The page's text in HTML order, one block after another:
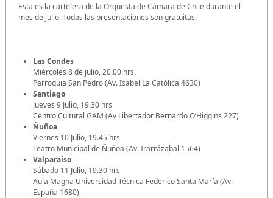
Esta es la cartelera de la Orquesta de Cámara de Chile durante el
mes de julio. Todas las presentaciones son gratuitas.
Las Condes
Miércoles 8 de julio, 20.00 hrs.
Parroquia San Pedro (Av. Isabel La Católica 4630)
Santiago
Jueves 9 Julio, 19.30 hrs
Centro Cultural GAM (Av Libertador Bernardo O’Higgins 227)
Ñuñoa
Viernes 10 Julio, 19.45 hrs
Teatro Municipal de Ñuñoa (Av. Irarrázabal 1564)
Valparaíso
Sábado 11 Julio, 19.30 hrs
Aula Magna Universidad Técnica Federico Santa María (Av.
España 1680)